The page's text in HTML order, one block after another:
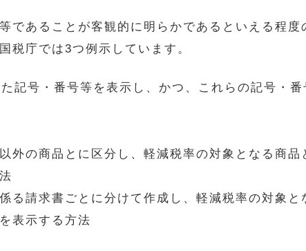
あることが客観的に明らかであるといえる程度
税庁では3つ例示しています。
記号・番号等を表示し、かつ、これらの記号・番
外の商品とに区分し、軽減税率の対象となる商品
る請求書ごとに分けて作成し、軽減税率の対象と
表示する方法